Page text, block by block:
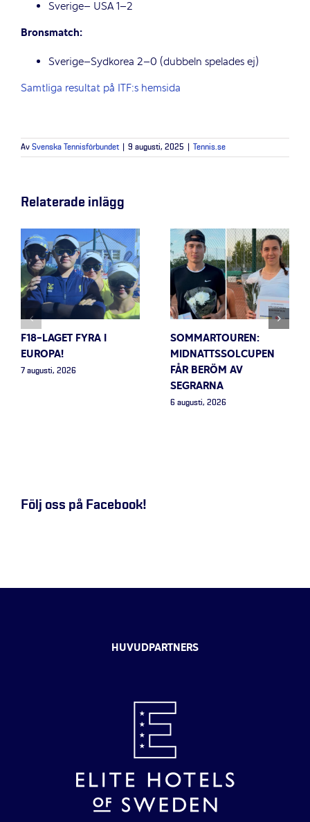
Sverige– USA 1–2
Bronsmatch:
Sverige–Sydkorea 2–0 (dubbeln spelades ej)
Samtliga resultat på ITF:s hemsida
Av Svenska Tennisförbundet 9 augusti, 2025 Tennis.se
Relaterade inlägg
F18-LAGET FYRA I
EUROPA!
7 augusti, 2026
SOMMARTOUREN:
MIDNATTSSOLCUPEN
FÅR BERÖM AV
SEGRARNA
6 augusti, 2026
Följ oss på Facebook!
HUVUDPARTNERS